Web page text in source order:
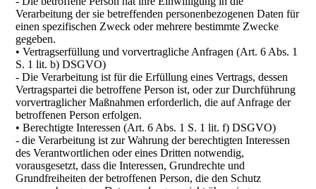
Verarbeitung der sie betreffenden personenbezogenen Daten für
einen spezifischen Zweck oder mehrere bestimmte Zwecke
gegeben.
• Vertragserfüllung und vorvertragliche Anfragen (Art. 6 Abs. 1
S. 1 lit. b) DSGVO)
- Die Verarbeitung ist für die Erfüllung eines Vertrags, dessen
Vertragspartei die betroffene Person ist, oder zur Durchführung
vorvertraglicher Maßnahmen erforderlich, die auf Anfrage der
betroffenen Person erfolgen.
• Berechtigte Interessen (Art. 6 Abs. 1 S. 1 lit. f) DSGVO)
- die Verarbeitung ist zur Wahrung der berechtigten Interessen
des Verantwortlichen oder eines Dritten notwendig,
vorausgesetzt, dass die Interessen, Grundrechte und
Grundfreiheiten der betroffenen Person, die den Schutz